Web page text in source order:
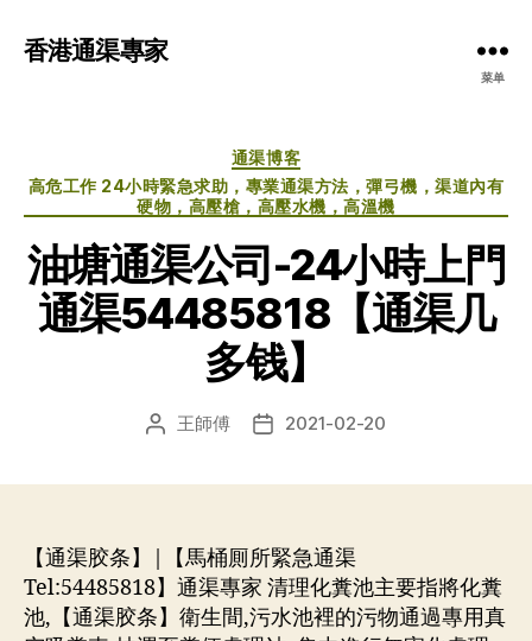
香港通渠專家
菜单
分
类
通渠博客
高危工作 24小時緊急求助，專業通渠方法，彈弓機，渠道內有
硬物，高壓槍，高壓水機，高溫機
油塘通渠公司-24小時上門
通渠54485818【通渠几
多钱】
文 王師傅
发 2021-02-20
【通渠胶条】|【馬桶厠所緊急通渠
Tel:54485818】通渠專家 清理化糞池主要指將化糞
池,【通渠胶条】衛生間,污水池裡的污物通過專用真